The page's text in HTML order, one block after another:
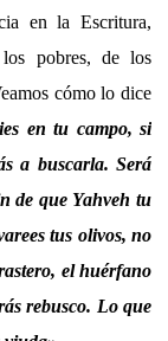
en la Escritura,
pobres, de los
cómo lo dice
en tu campo, si
a buscarla. Será
de que Yahveh tu
tus olivos, no
el huérfano
rebusco. Lo que